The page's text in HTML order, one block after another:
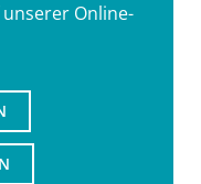
Online-